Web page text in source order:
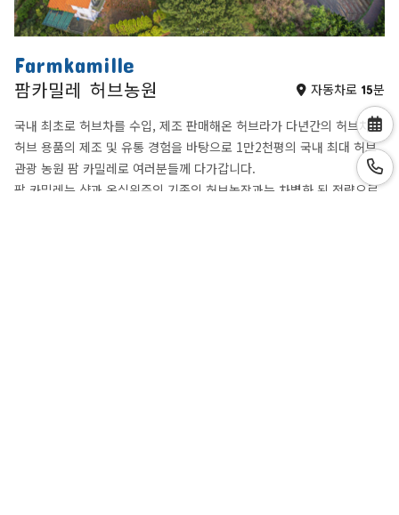
Farmkamille
팜카밀레 허브농원 자동차로 15분
국내 최초로 허브차를 수입, 제조 판매해온 허브라가 다년간의 허브차,
허브 용품의 제조 및 유통 경험을 바탕으로 1만2천평의 국내 최대 허브
관광 농원 팜 카밀레로 여러분들께 다가갑니다.
팜 카밀레는 샵과 온실위주의 기존의 허브농장과는 차별화 된 전략으로